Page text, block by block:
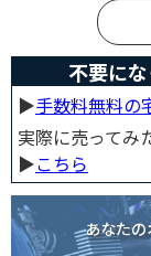
不要に
▶︎手数料無料の
実際に売ってみ
▶︎こちら
あなた